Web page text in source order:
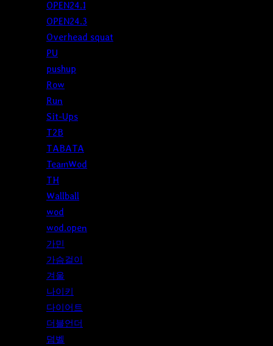
OPEN24.1
OPEN24.3
Overhead squat
PU
pushup
Row
Run
Sit-Ups
T2B
TABATA
TeamWod
TH
Wallball
wod
wod.open
가민
가슴걸이
겨울
나이키
다이어트
더블언더
덤벨